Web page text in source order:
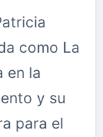
como La
en la
y su
para el